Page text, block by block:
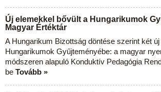
Új elemekkel bővült a Hungarikumok
Magyar Értéktár
A Hungarikum Bizottság döntése szerint két
Hungarikumok Gyűjteményébe: a magyar
módszeren alapuló Konduktív Pedagógia
be Tovább »